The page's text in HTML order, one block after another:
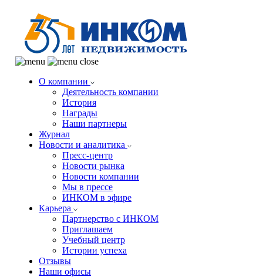
О компании
Деятельность компании
История
Награды
Наши партнеры
Журнал
Новости и аналитика
Пресс-центр
Новости рынка
Новости компании
Мы в прессе
ИНКОМ в эфире
Карьера
Партнерство с ИНКОМ
Приглашаем
Учебный центр
Истории успеха
Отзывы
Наши офисы